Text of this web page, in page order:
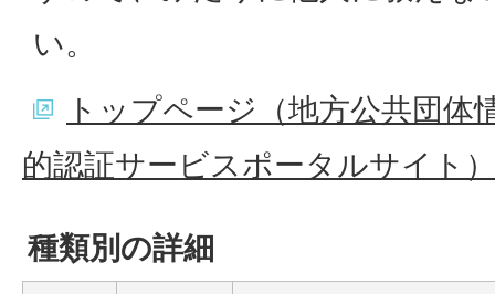
い。
トップページ（地方公共団体
的認証サービスポータルサイト）
種類別の詳細